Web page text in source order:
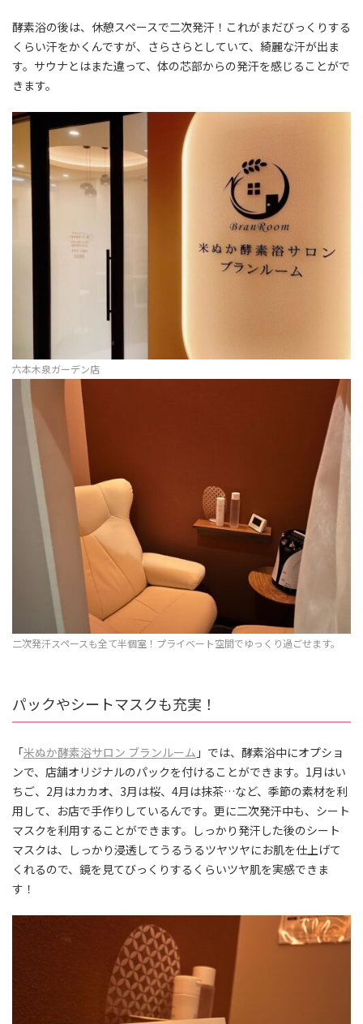
酵素浴の後は、休憩スペースで二次発汗！これがまだびっくりする
くらい汗をかくんですが、さらさらとしていて、綺麗な汗が出ま
す。サウナとはまた違って、体の芯部からの発汗を感じることがで
きます。
六本木泉ガーデン店
二次発汗スペースも全て半個室！プライベート空間でゆっくり過ごせます。
パックやシートマスクも充実！
「米ぬか酵素浴サロン ブランルーム 」では、酵素浴中にオプショ
ンで、店舗オリジナルのパックを付けることができます。1月はい
ちご、2月はカカオ、3月は桜、4月は抹茶…など、季節の素材を利
用して、お店で手作りしているんです。更に二次発汗中も、シート
マスクを利用することができます。しっかり発汗した後のシート
マスクは、しっかり浸透してうるうるツヤツヤにお肌を仕上げて
くれるので、鏡を見てびっくりするくらいツヤ肌を実感できま
す！